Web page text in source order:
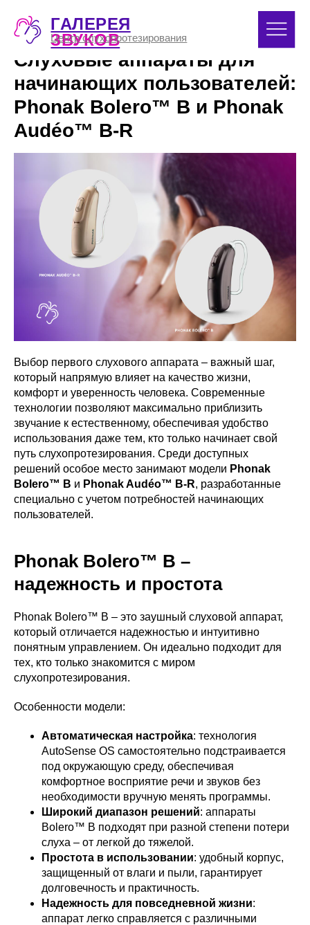
ГАЛЕРЕЯ
ЗВУКОВ
Центр слухопротезирования
8 (391)
Слуховые аппараты для
начинающих пользователей:
Phonak Bolero™ B и Phonak
Audéo™ B-R
Выбор первого слухового аппарата – важный шаг,
который напрямую влияет на качество жизни,
комфорт и уверенность человека. Современные
технологии позволяют максимально приблизить
звучание к естественному, обеспечивая удобство
использования даже тем, кто только начинает свой
путь слухопротезирования. Среди доступных
решений особое место занимают модели Phonak
Bolero™ B и Phonak Audéo™ B-R, разработанные
специально с учетом потребностей начинающих
пользователей.
Phonak Bolero™ B –
надежность и простота
Phonak Bolero™ B – это заушный слуховой аппарат,
который отличается надежностью и интуитивно
понятным управлением. Он идеально подходит для
тех, кто только знакомится с миром
слухопротезирования.
Особенности модели:
Автоматическая настройка: технология
AutoSense OS самостоятельно подстраивается
под окружающую среду, обеспечивая
комфортное восприятие речи и звуков без
необходимости вручную менять программы.
Широкий диапазон решений: аппараты
Bolero™ B подходят при разной степени потери
слуха – от легкой до тяжелой.
Простота в использовании: удобный корпус,
защищенный от влаги и пыли, гарантирует
долговечность и практичность.
Надежность для повседневной жизни:
аппарат легко справляется с различными